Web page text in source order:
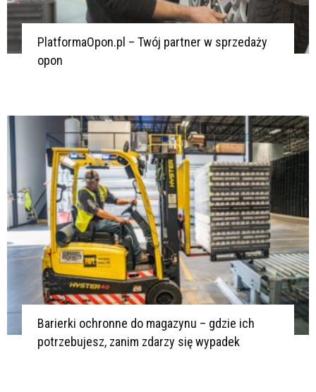
PlatformaOpon.pl – Twój partner w sprzedaży
opon
Barierki ochronne do magazynu – gdzie ich
potrzebujesz, zanim zdarzy się wypadek